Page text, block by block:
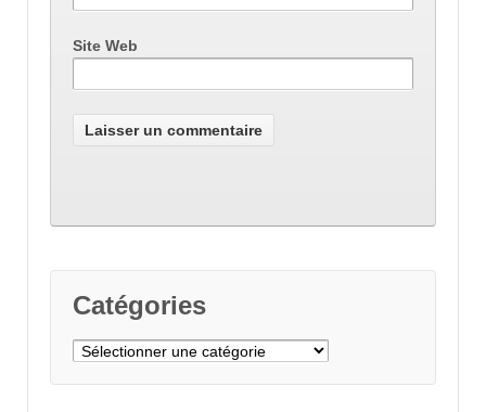
Site Web
Catégories
Catégories